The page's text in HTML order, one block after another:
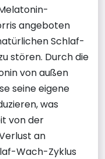
angeboten
Schlaf-
stören. Durch die
von außen
seine eigene
was
von der
an
Wach-Zyklus